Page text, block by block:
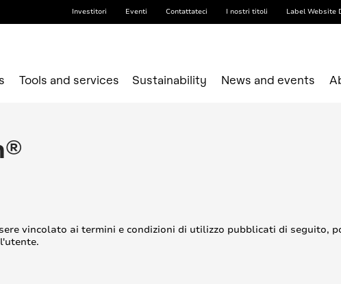
Investitori Eventi Contattateci I nostri titoli Label Website
Tools and services Sustainability News and events
vincolato ai termini e condizioni di utilizzo pubblicati di seguito,